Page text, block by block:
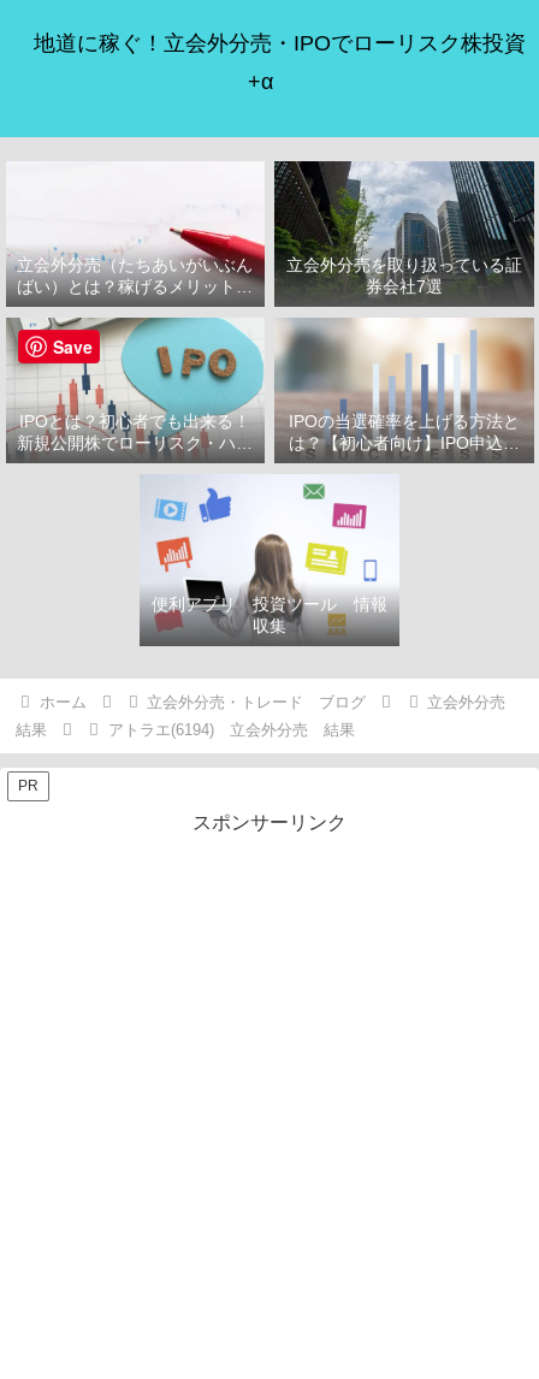
地道に稼ぐ！立会外分売・IPOでローリスク株投資
+α
立会外分売（たちあいがいぶん
ばい）とは？稼げるメリット・
デメリット
立会外分売を取り扱っている証
券会社7選
IPOとは？初心者でも出来る！
新規公開株でローリスク・ハイ
リターン投資をはじめよう！
IPOの当選確率を上げる方法と
は？【初心者向け】IPO申込で
選ぶべき証券会社
便利アプリ 投資ツール 情報
収集
ホーム 立会外分売・トレード ブログ
立会外分売
結果
アトラエ(6194) 立会外分売 結果
PR
スポンサーリンク
Save